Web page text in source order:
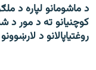
د ماشومانو لپاره د
کوچنیانو ته د مور د
روغتیاپالانو د